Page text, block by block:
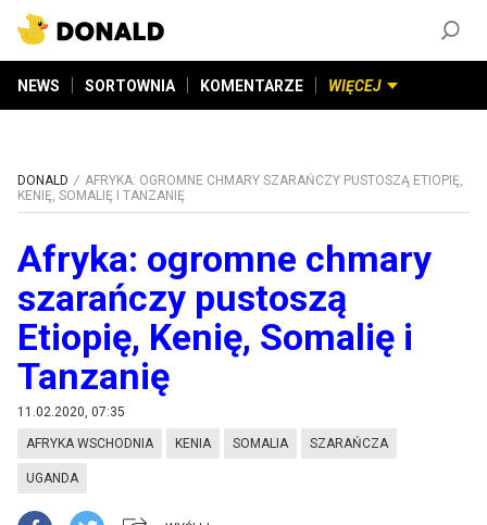
NEWS SORTOWNIA KOMENTARZE WIĘCEJ
DONALD
AFRYKA: OGROMNE CHMARY SZARAŃCZY PUSTOSZĄ ETIOPIĘ,
KENIĘ, SOMALIĘ I TANZANIĘ
Afryka: ogromne chmary
szarańczy pustoszą
Etiopię, Kenię, Somalię i
Tanzanię
11.02.2020, 07:35
AFRYKA WSCHODNIA KENIA SOMALIA SZARAŃCZA
UGANDA